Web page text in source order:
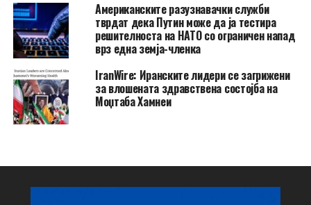
Американските разузнавачки служби
тврдат дека Путин може да ја тестира
решителноста на НАТО со ограничен напад
врз една земја-членка
IranWire: Иранските лидери се загрижени
за влошената здравствена состојба на
Моџтаба Хамнеи